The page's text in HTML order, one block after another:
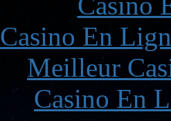
Casino En
Meilleur
Casino En